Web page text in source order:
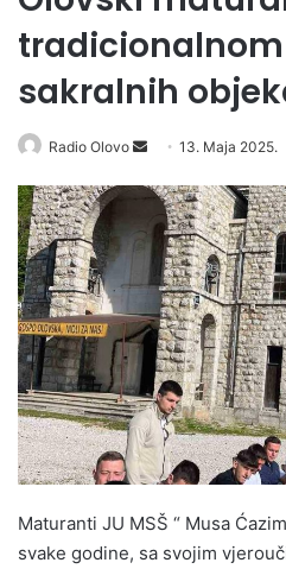
sakralnih
Radio Olovo
n
n
e
m
a
i
l
13. Maja 2025.
Maturanti JU MSŠ “ Musa
svake godine, sa svojim